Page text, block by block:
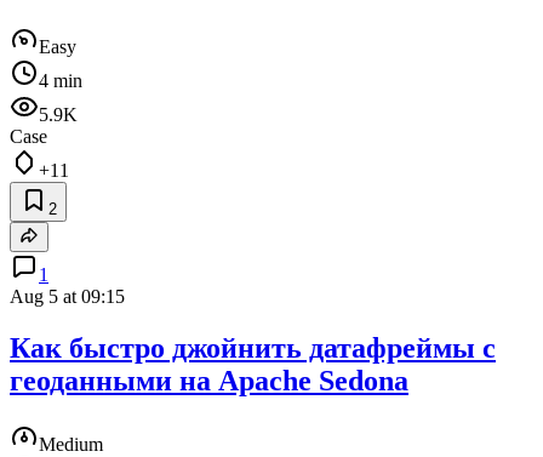
Easy
4 min
5.9K
Case
+11
2
1
Aug 5 at 09:15
Как быстро джойнить датафреймы с
геоданными на Apache Sedona
Medium